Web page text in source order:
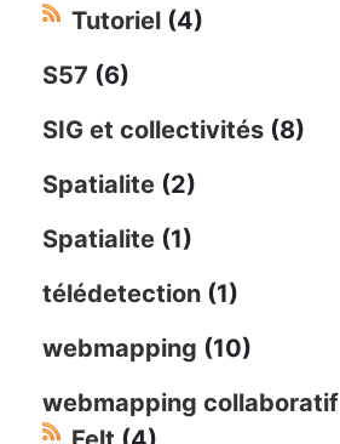
Tutoriel (4)
S57 (6)
SIG et collectivités (8)
Spatialite (2)
Spatialite (1)
télédetection (1)
webmapping (10)
webmapping collaboratif